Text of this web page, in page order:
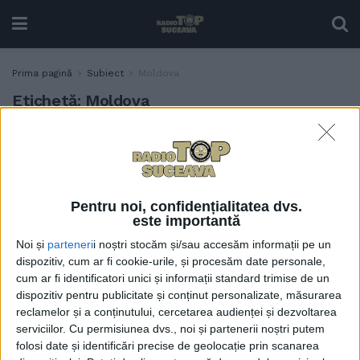
Pentru noi, confidențialitatea dvs.
este importantă
Noi și partenerii noștri stocăm și/sau accesăm informații pe un
dispozitiv, cum ar fi cookie-urile, și procesăm date personale,
cum ar fi identificatori unici și informații standard trimise de un
dispozitiv pentru publicitate și conținut personalizate, măsurarea
reclamelor și a conținutului, cercetarea audienței și dezvoltarea
serviciilor. Cu permisiunea dvs., noi și partenerii noștri putem
folosi date și identificări precise de geolocație prin scanarea
Prima pagină Subiect Moldova
Etichetă: Moldova
Suceava și celelalte județe
ale Moldovei, tratate ca
rudele sărace de la țară
TABLETA ZILEI Totuși, noi sîntem Suceava
28 DECEMBRIE, 2021
Senatorul Târziu: Nu doar